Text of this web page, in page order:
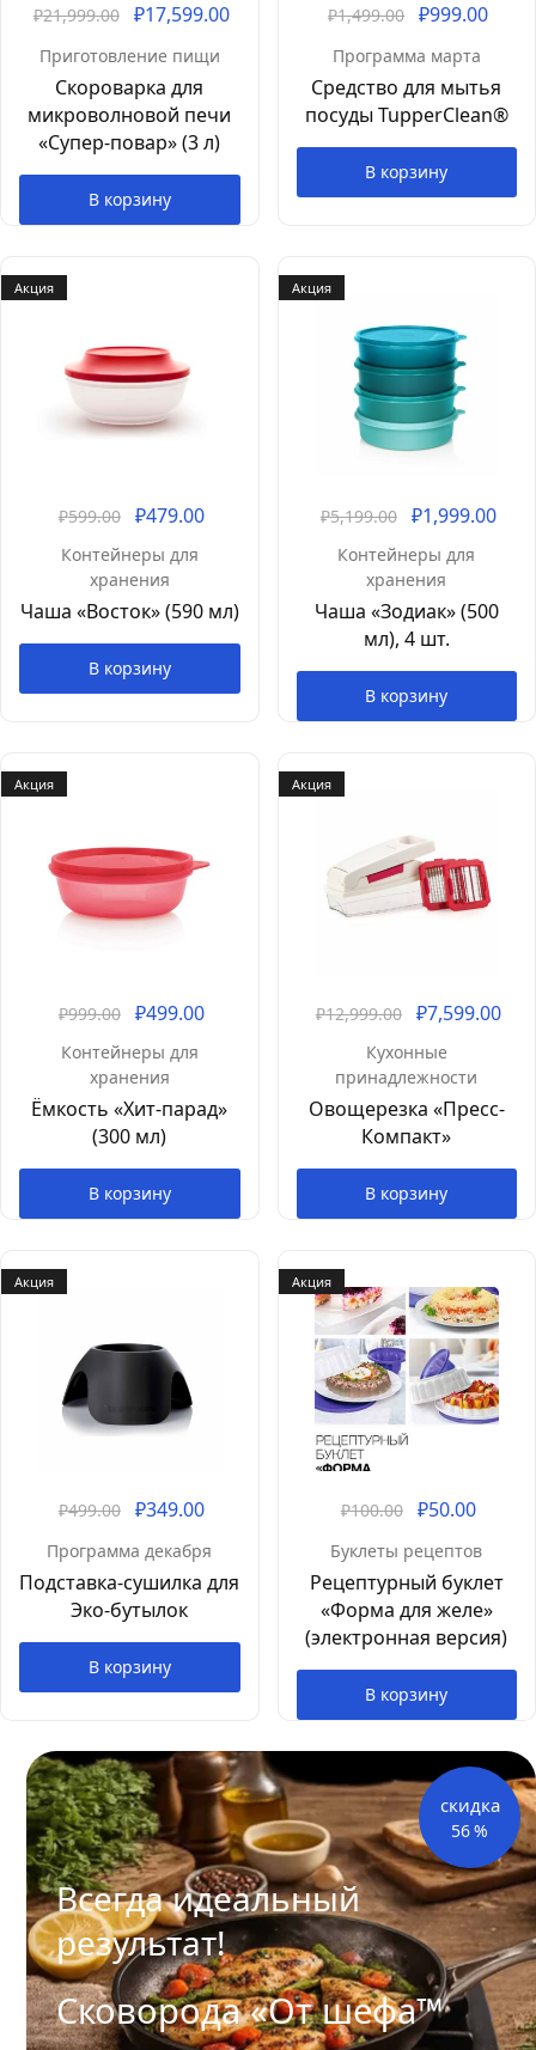
₽21,999.00 ₽17,599.00
Приготовление пищи
Скороварка для
микроволновой печи
«Супер-повар» (3 л)
В корзину
₽1,499.00 ₽999.00
Программа марта
Средство для мытья
посуды TupperClean®
В корзину
Акция
₽599.00 ₽479.00
Контейнеры для
хранения
Чаша «Восток» (590 мл)
В корзину
Акция
₽5,199.00 ₽1,999.00
Контейнеры для
хранения
Чаша «Зодиак» (500
мл), 4 шт.
В корзину
Акция
₽999.00 ₽499.00
Контейнеры для
хранения
Ёмкость «Хит-парад»
(300 мл)
В корзину
Акция
₽12,999.00 ₽7,599.00
Кухонные
принадлежности
Овощерезка «Пресс-
Компакт»
В корзину
Акция
₽499.00 ₽349.00
Программа декабря
Подставка-сушилка для
Эко-бутылок
В корзину
Акция
₽100.00 ₽50.00
Буклеты рецептов
Рецептурный буклет
«Форма для желе»
(электронная версия)
В корзину
Всегда идеальный
результат!
Сковорода «От шефа™
скидка
56%